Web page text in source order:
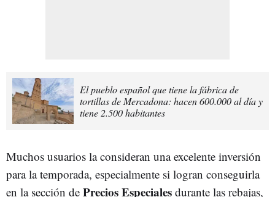
El pueblo español que tiene la fábrica de
tortillas de Mercadona: hacen 600.000 al día y
tiene 2.500 habitantes
Muchos usuarios la consideran una excelente inversión
para la temporada, especialmente si logran conseguirla
en la sección de Precios Especiales durante las rebajas,